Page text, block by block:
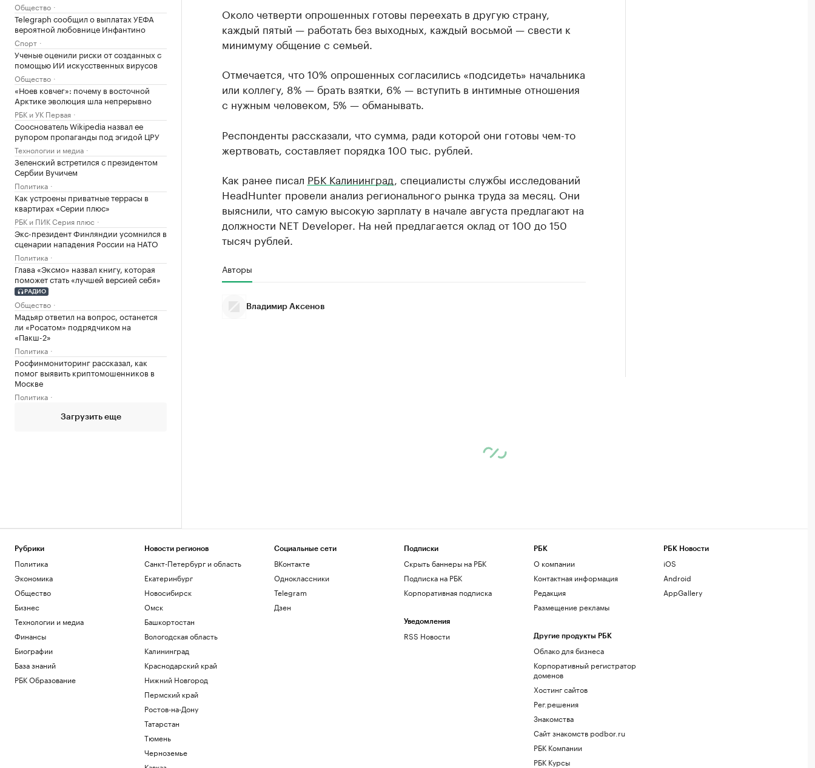
Общество
Telegraph сообщил о выплатах УЕФА
вероятной любовнице Инфантино
Спорт
Ученые оценили риски от созданных с
помощью ИИ искусственных вирусов
Общество
«Ноев ковчег»: почему в восточной
Арктике эволюция шла непрерывно
РБК и УК Первая
Сооснователь Wikipedia назвал ее
рупором пропаганды под эгидой ЦРУ
Технологии и медиа
Зеленский встретился с президентом
Сербии Вучичем
Политика
Как устроены приватные террасы в
квартирах «Серии плюс»
РБК и ПИК Серия плюс
Экс-президент Финляндии усомнился в
сценарии нападения России на НАТО
Политика
Глава «Эксмо» назвал книгу, которая
поможет стать «лучшей версией себя»
РАДИО
Общество
Мадьяр ответил на вопрос, останется
ли «Росатом» подрядчиком на
«Пакш-2»
Политика
Росфинмониторинг рассказал, как
помог выявить криптомошенников в
Москве
Политика
Загрузить еще
Около четверти опрошенных готовы переехать в другую страну,
каждый пятый — работать без выходных, каждый восьмой — свести к
минимуму общение с семьей.
Отмечается, что 10% опрошенных согласились «подсидеть» начальника
или коллегу, 8% — брать взятки, 6% — вступить в интимные отношения
с нужным человеком, 5% — обманывать.
Респонденты рассказали, что сумма, ради которой они готовы чем-то
жертвовать, составляет порядка 100 тыс. рублей.
Как ранее писал РБК Калининград , специалисты службы исследований
HeadHunter провели анализ регионального рынка труда за месяц. Они
выяснили, что самую высокую зарплату в начале августа предлагают на
должности NET Developer. На ней предлагается оклад от 100 до 150
тысяч рублей.
Авторы
Владимир Аксенов
Рубрики
Политика
Экономика
Общество
Бизнес
Технологии и медиа
Финансы
Биографии
База знаний
РБК Образование
Новости регионов
Санкт-Петербург и область
Екатеринбург
Новосибирск
Омск
Башкортостан
Вологодская область
Калининград
Краснодарский край
Нижний Новгород
Пермский край
Ростов-на-Дону
Татарстан
Тюмень
Черноземье
Социальные сети
ВКонтакте
Одноклассники
Telegram
Дзен
Подписки
Скрыть баннеры на РБК
Подписка на РБК
Корпоративная подписка
Уведомления
RSS Новости
РБК
О компании
Контактная информация
Редакция
Размещение рекламы
Другие продукты РБК
Облако для бизнеса
Корпоративный регистратор
доменов
Хостинг сайтов
Рег.решения
Знакомства
Сайт знакомств podbor.ru
РБК Компании
РБК Курсы
РБК Новости
iOS
Android
AppGallery